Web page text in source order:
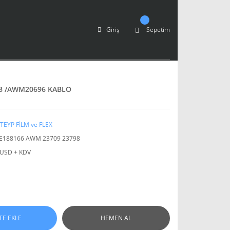
Giriş Sepetim
/AWM20696 KABLO
FİLM ve FLEX
AWM 23709 23798
+ KDV
EKLE HEMEN AL